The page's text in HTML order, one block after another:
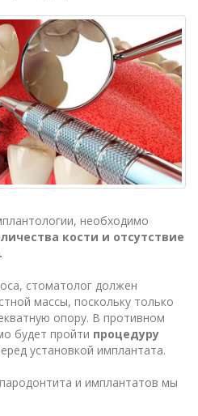
необходимо
кости и отсутствие
стоматолог должен
массы, поскольку только
опору. В противном
будет пройти процедуру
установкой имплантата.
и имплантатов мы